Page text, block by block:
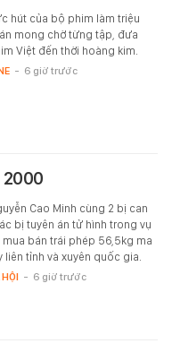
hút của bộ phim làm triệu
mong chờ từng tập, đưa
Việt đến thời hoàng kim.
- 6 giờ trước
2000
Cao Minh cùng 2 bị can
bị tuyên án tử hình trong vụ
mua bán trái phép 56,5kg ma
liên tỉnh và xuyên quốc gia.
HỘI - 6 giờ trước